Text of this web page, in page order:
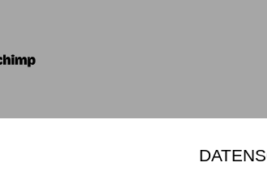
Mikiko Sato